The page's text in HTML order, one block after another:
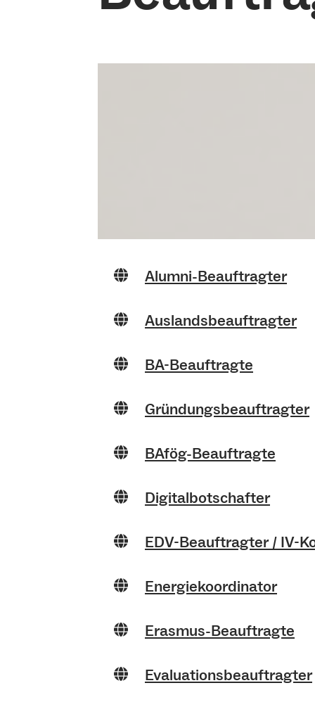
Alumni-Beauftragter
Auslandsbeauftragter
BA-Beauftragte
Gründungsbeauftragter
BAfög-Beauftragte
Digitalbotschafter
EDV-Beauftragter / IV-
Energiekoordinator
Erasmus-Beauftragte
Evaluationsbeauftragter